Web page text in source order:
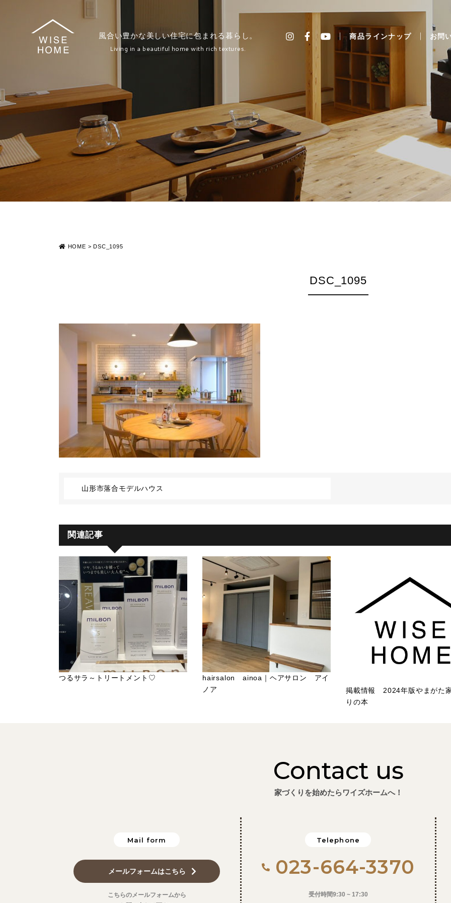
風合い豊かな美しい住宅に包まれる暮らし。
Living in a beautiful home with rich textures.
商品ラインナップ お問
HOME >DSC_1095
DSC_1095
山形市落合モデルハウス
関連記事
つるサラ～トリートメント♡
hairsalon ainoa｜ヘアサロン アイ
ノア
掲載情報 2024年版やまがた
りの本
Contact us
家づくりを始めたらワイズホームへ！
Mail form
メールフォームはこちら
こちらのメールフォームから
Telephone
023-664-3370
受付時間9:30 ~ 17:30